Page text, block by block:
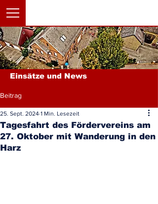
Einsätze und News
Beitrag
Tagesfahrt des Fördervereins am
27. Oktober mit Wanderung in den
Harz
25. Sept. 2024 1 Min. Lesezeit